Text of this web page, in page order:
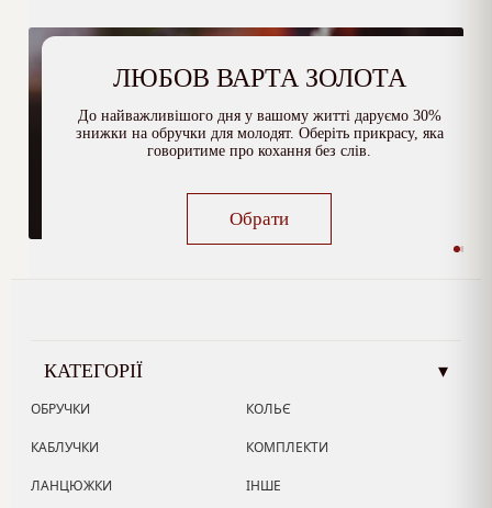
ЛЮБОВ ВАРТА ЗОЛОТА
До найважливішого дня у вашому житті даруємо 30%
знижки на обручки для молодят. Оберіть прикрасу, яка
говоритиме про кохання без слів.
Обрати
КАТЕГОРІЇ ▾
ОБРУЧКИ
КАБЛУЧКИ
ЛАНЦЮЖКИ
КОЛЬЄ
КОМПЛЕКТИ
ІНШЕ